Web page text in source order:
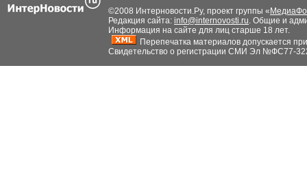
©2008 Интерновости.Ру, проект группы «
Редакция сайта: info@internovosti.ru. Общие и
Информация на сайте для лиц старше 18 лет.
Перепечатка материалов допускается
Свидетельство о регистрации СМИ Эл №ФС77-